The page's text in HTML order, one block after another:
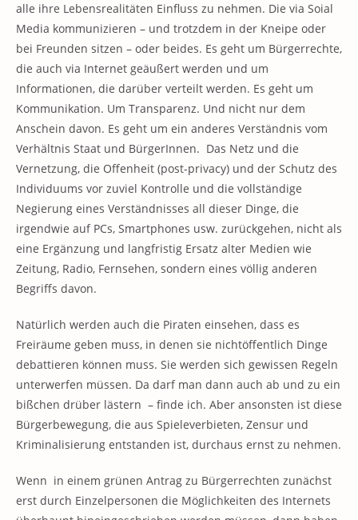
alle ihre Lebensrealitäten Einfluss zu nehmen. Die via Soial
Media kommunizieren – und trotzdem in der Kneipe oder
bei Freunden sitzen – oder beides. Es geht um Bürgerrechte,
die auch via Internet geäußert werden und um
Informationen, die darüber verteilt werden. Es geht um
Kommunikation. Um Transparenz. Und nicht nur dem
Anschein davon. Es geht um ein anderes Verständnis vom
Verhältnis Staat und BürgerInnen. Das Netz und die
Vernetzung, die Offenheit (post-privacy) und der Schutz des
Individuums vor zuviel Kontrolle und die vollständige
Negierung eines Verständnisses all dieser Dinge, die
irgendwie auf PCs, Smartphones usw. zurückgehen, nicht als
eine Ergänzung und langfristig Ersatz alter Medien wie
Zeitung, Radio, Fernsehen, sondern eines völlig anderen
Begriffs davon.
Natürlich werden auch die Piraten einsehen, dass es
Freiräume geben muss, in denen sie nichtöffentlich Dinge
debattieren können muss. Sie werden sich gewissen Regeln
unterwerfen müssen. Da darf man dann auch ab und zu ein
bißchen drüber lästern – finde ich. Aber ansonsten ist diese
Bürgerbewegung, die aus Spieleverbieten, Zensur und
Kriminalisierung entstanden ist, durchaus ernst zu nehmen.
Wenn in einem grünen Antrag zu Bürgerrechten zunächst
erst durch Einzelpersonen die Möglichkeiten des Internets